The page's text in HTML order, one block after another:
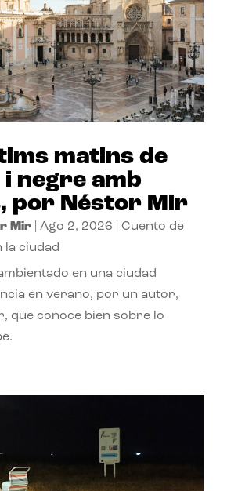
matins de
i negre amb
por Néstor Mir
Mir| Ago 2, 2026
Cuento de
la ciudad
en una ciudad
en verano, por un autor,
que conoce bien sobre lo